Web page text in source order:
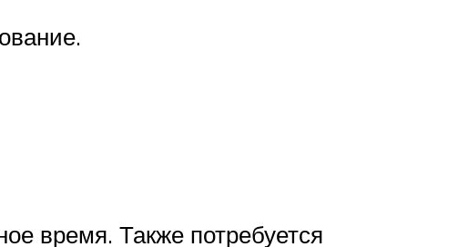
время. Также потребуется